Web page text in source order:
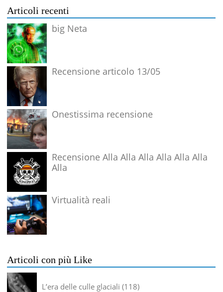
Articoli recenti
big Neta
Recensione articolo 13/05
Onestissima recensione
Recensione Alla Alla Alla Alla Alla Alla
Alla
Virtualità reali
Articoli con più Like
L’era delle culle glaciali 118